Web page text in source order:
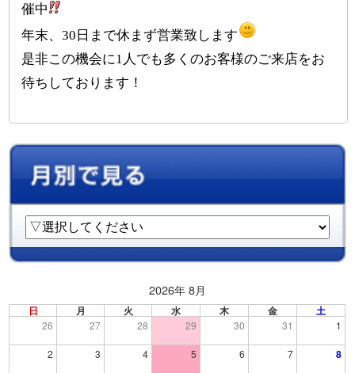
催中
年末、30日まで休まず営業致します
是非この機会に1人でも多くのお客様のご来店をお
待ちしております！
2026年 8月
日 月 火 水 木 金 土
26 27 28 29 30 31 1
2 3 4 5 6 7 8